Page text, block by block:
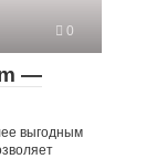
0
—
выгодным